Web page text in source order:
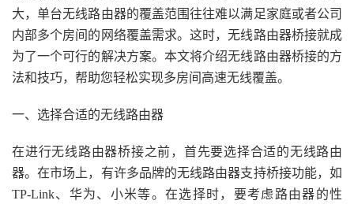
大，单台无线路由器的覆盖范围往往难以满足家庭或者公司
内部多个房间的网络覆盖需求。这时，无线路由器桥接就成
为了一个可行的解决方案。本文将介绍无线路由器桥接的方
法和技巧，帮助您轻松实现多房间高速无线覆盖。
一、选择合适的无线路由器
在进行无线路由器桥接之前，首先要选择合适的无线路由
器。在市场上，有许多品牌的无线路由器支持桥接功能，如
TP-Link、华为、小米等。在选择时，要考虑路由器的性